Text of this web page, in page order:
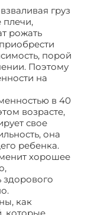
груз
плечи,
рожать
порой
Поэтому
на
в 40
возрасте,
свое
она
ребенка.
хорошее
здорового
как